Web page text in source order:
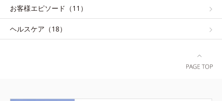
お客様エピソード（11）
ヘルスケア（18）